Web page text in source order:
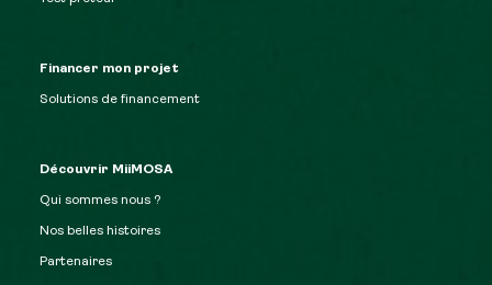
Financer mon projet
Solutions de financement
Découvrir MiiMOSA
Qui sommes nous ?
Nos belles histoires
Partenaires